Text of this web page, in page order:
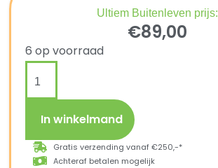
Ultiem Buitenleven prijs:
€89,00
6 op voorraad
In winkelmand
Gratis verzending vanaf €250,-*
Achteraf betalen mogelijk